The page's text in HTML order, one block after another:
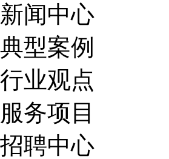
新闻中心
典型案例
行业观点
服务项目
招聘中心